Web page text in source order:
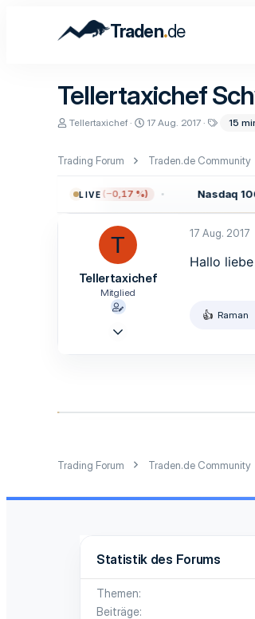
Traden.de
Tellertaxichef
E
t
Tellertaxichef
E
l
17 Aug. 2017
l
w
t
15
Trading Forum Traden.de Community
LIVE
−12,97 (−0,17 %) Nasdaq 100
T
Tellertaxichef
Mitglied
17 Aug. 2017
Hallo
R
n
Raman
Trading Forum Traden.de Community
Statistik des Forums
Themen
Beiträge